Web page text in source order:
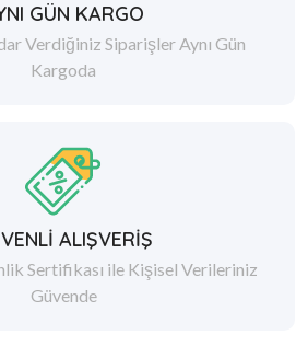
GÜN KARGO
Verdiğiniz Siparişler Aynı Gün
Kargoda
ALIŞVERİŞ
Sertifikası ile Kişisel Verileriniz
Güvende